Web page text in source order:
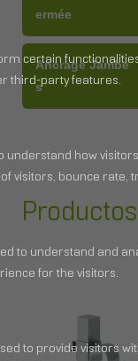
Ermée
Ancrage Jambe
S